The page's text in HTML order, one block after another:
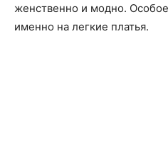
женственно и модно.
именно на легкие платья.